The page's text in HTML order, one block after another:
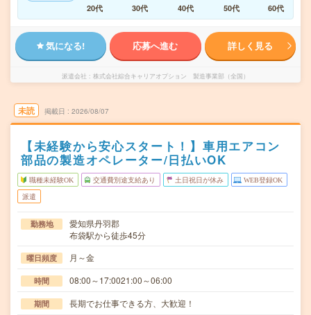
20代
30代 40代 50代 60代
気になる! 応募へ進む 詳しく見る
派遣会社 株式会社綜合キャリアオプション 製造事業部（全国）
未読 掲載日 2026/08/07
【未経験から安心スタート！】車用エアコン
部品の製造オペレーター/日払いOK
職種未経験OK 交通費別途支給あり 土日祝日が休み WEB登録OK
派遣
勤務地
愛知県丹羽郡
布袋駅から徒歩45分
曜日頻度 月～金
時間 08:00～17:0021:00～06:00
期間 長期でお仕事できる方、大歓迎！